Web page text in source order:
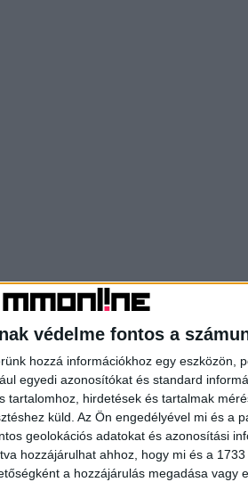
védelme fontos a
hozzá információkhoz egy eszközön,
egyedi azonosítókat és standard
tartalomhoz, hirdetések és tartalmak
küld. Az Ön engedélyével mi és a
geolokációs adatokat és azonosítási
hozzájárulhat ahhoz, hogy mi és a
a hozzájárulás megadása vagy